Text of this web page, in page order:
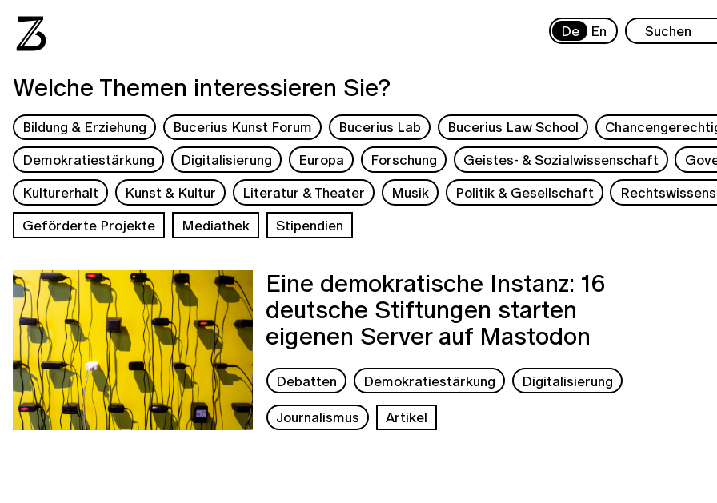
De En
Welche Themen interessieren Sie?
Bildung & Erziehung Bucerius Kunst Forum Bucerius Lab Bucerius Law School
Demokratiestärkung
Digitalisierung Europa Forschung Geistes- & Sozialwissenschaft
Kulturerhalt
Kunst & Kultur Literatur & Theater Musik Politik & Gesellschaft
Geförderte Projekte
Mediathek Stipendien
Eine demokratische Instanz: 16
deutsche Stiftungen starten
eigenen Server auf Mastodon
Debatten Demokratiestärkung
Digitalisierung
Journalismus
Artikel